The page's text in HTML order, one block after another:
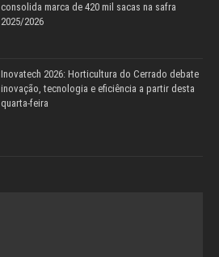
consolida marca de 420 mil sacas na safra
2025/2026
Inovatech 2026: Horticultura do Cerrado debate
inovação, tecnologia e eficiência a partir desta
quarta-feira